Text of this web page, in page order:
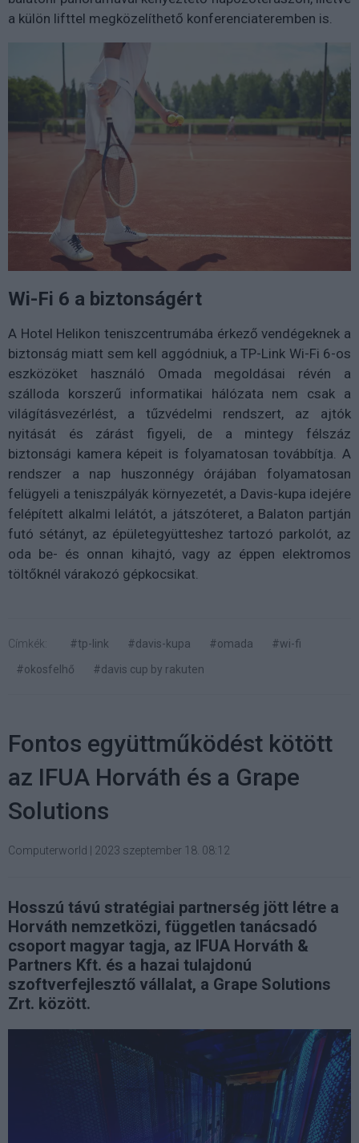
a külön lifttel megközelíthető konferenciateremben is.
Wi-Fi 6 a biztonságért
A Hotel Helikon teniszcentrumába érkező vendégeknek a
biztonság miatt sem kell aggódniuk, a TP-Link Wi-Fi 6-os
eszközöket használó Omada megoldásai révén a
szálloda korszerű informatikai hálózata nem csak a
világításvezérlést, a tűzvédelmi rendszert, az ajtók
nyitását és zárást figyeli, de a mintegy félszáz
biztonsági kamera képeit is folyamatosan továbbítja. A
rendszer a nap huszonnégy órájában folyamatosan
felügyeli a teniszpályák környezetét, a Davis-kupa idejére
felépített alkalmi lelátót, a játszóteret, a Balaton partján
futó sétányt, az épületegyütteshez tartozó parkolót, az
oda be- és onnan kihajtó, vagy az éppen elektromos
töltőknél várakozó gépkocsikat.
Címkék: #tp-link #davis-kupa #omada
#wi-fi
#okosfelhő
#davis cup by rakuten
Fontos együttműködést kötött
az IFUA Horváth és a Grape
Solutions
Computerworld | 2023 szeptember 18. 08:12
Hosszú távú stratégiai partnerség jött létre a
Horváth nemzetközi, független tanácsadó
csoport magyar tagja, az IFUA Horváth &
Partners Kft. és a hazai tulajdonú
szoftverfejlesztő vállalat, a Grape Solutions
Zrt. között.